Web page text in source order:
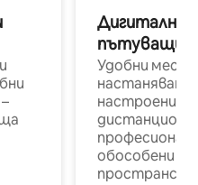
Дигитални
пътуващи
Удобни
настаняване
настроени и
обособени